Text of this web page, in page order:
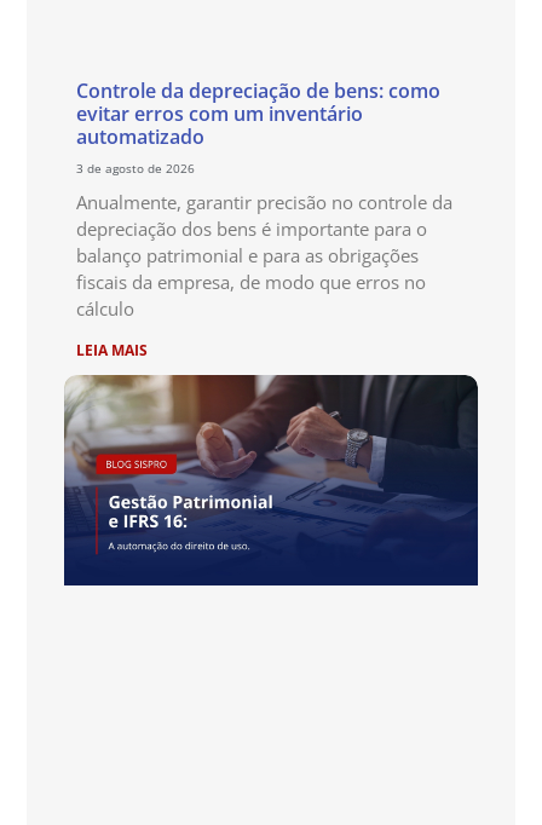
Controle da depreciação de bens: como
evitar erros com um inventário
automatizado
3 de agosto de 2026
Anualmente, garantir precisão no controle da
depreciação dos bens é importante para o
balanço patrimonial e para as obrigações
fiscais da empresa, de modo que erros no
cálculo
LEIA MAIS